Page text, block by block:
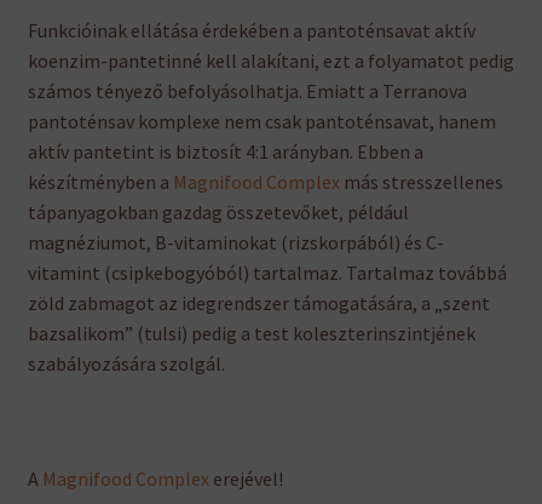
Funkcióinak ellátása érdekében a pantoténsavat aktív
koenzim-pantetinné kell alakítani, ezt a folyamatot pedig
számos tényező befolyásolhatja. Emiatt a Terranova
pantoténsav komplexe nem csak pantoténsavat, hanem
aktív pantetint is biztosít 4:1 arányban. Ebben a
készítményben a Magnifood Complexmás stresszellenes
tápanyagokban gazdag összetevőket, például
magnéziumot, B-vitaminokat (rizskorpából) és C-
vitamint (csipkebogyóból) tartalmaz. Tartalmaz továbbá
zöld zabmagot az idegrendszer támogatására, a „szent
bazsalikom” (tulsi) pedig a test koleszterinszintjének
szabályozására szolgál.
A Magnifood Complexerejével!